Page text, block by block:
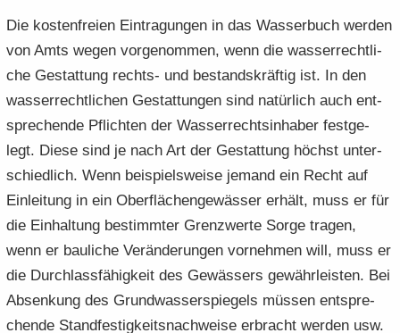
Die kos­ten­frei­en Ein­tra­gun­gen in das Was­ser­buch wer­den
von Amts wegen vor­ge­nom­men, wenn die was­ser­recht­li­
che Ge­stat­tung rechts-​ und be­stands­kräf­tig ist. In den
was­ser­recht­li­chen Ge­stat­tun­gen sind na­tür­lich auch ent­
spre­chen­de Pflich­ten der Was­ser­rechts­in­ha­ber fest­ge­
legt. Diese sind je nach Art der Ge­stat­tung höchst un­ter­
schied­lich. Wenn bei­spiels­wei­se je­mand ein Recht auf
Ein­lei­tung in ein Ober­flä­chen­ge­wäs­ser er­hält, muss er für
die Ein­hal­tung be­stimm­ter Grenz­wer­te Sorge tra­gen,
wenn er bau­li­che Ver­än­de­run­gen vor­neh­men will, muss er
die Durch­lass­fä­hig­keit des Ge­wäs­sers ge­währ­leis­ten. Bei
Ab­sen­kung des Grund­was­ser­spie­gels müs­sen ent­spre­
chen­de Stand­fes­tig­keits­nach­wei­se er­bracht wer­den usw.